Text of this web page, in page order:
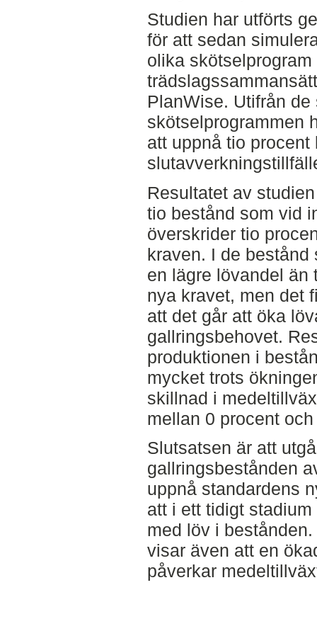
Studien har utförts
för att sedan
olika
PlanWise. Utifrån de
skötselprogrammen
att uppnå tio procent
Resultatet av
tio bestånd som vid
överskrider tio
kraven. I de
en lägre lövandel än
nya kravet, men det
att det går att öka
gallringsbehovet.
produktionen i
mycket trots
skillnad i
mellan 0 procent
Slutsatsen är att
gallringsbestånden
uppnå standardens
att i ett tidigt
med löv i
visar även att en
påverkar